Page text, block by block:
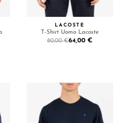
LACOSTE
T-Shirt Uomo Lacoste
80,00 €64,00 €